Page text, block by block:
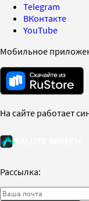
Telegram
ВКонтакте
YouTube
Мобильное
На сайте работает
Рассылка: